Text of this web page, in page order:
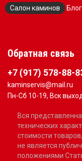
Салон каминов Блог
Обратная связь
+7 (917) 578-88-
kaminservis@mail.ru
Пн-Сб 10-19, Вск
Вся
технических
стоимости
не является
положениями